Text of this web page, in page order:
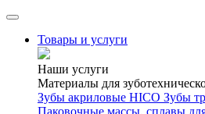
Товары и услуги
Наши услуги
Материалы для
Зубы акриловые HICO Зубы
Паковочные массы, сплавы